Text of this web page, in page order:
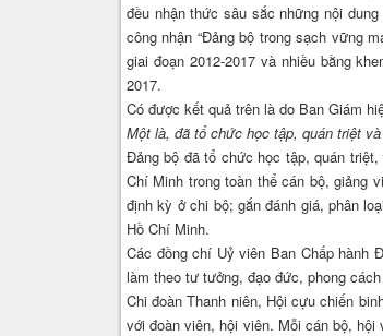
đều nhận thức sâu sắc những nội
công nhận “Đảng bộ trong sạch vững
giai đoạn 2012-2017 và nhiều bằng
2017.
Có được kết quả trên là do Ban Giám
Một là, đã tổ chức học tập, quán triệt
Đảng bộ đã tổ chức học tập, quán
Chí Minh trong toàn thể cán bộ, giảng
định kỳ ở chi bộ; gắn đánh giá, phân
Hồ Chí Minh.
Các đồng chí Uỷ viên Ban Chấp hành
làm theo tư tưởng, đạo đức, phong
Chi đoàn Thanh niên, Hội cựu chiến
với đoàn viên, hội viên. Mỗi cán bộ,